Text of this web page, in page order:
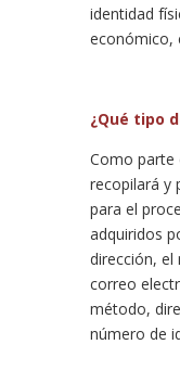
identidad
económico,
¿Qué tipo
Como parte
recopilará y
para el
adquiridos
dirección, el
correo
método,
número de